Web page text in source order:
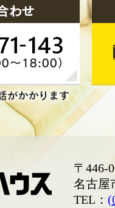
〒446-
名古屋
TEL：